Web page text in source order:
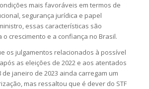
mais favoráveis em termos de
segurança jurídica e papel
essas características são
crescimento e a confiança no Brasil.
os julgamentos relacionados à possível
as eleições de 2022 e aos atentados
janeiro de 2023 ainda carregam um
mas ressaltou que é dever do STF